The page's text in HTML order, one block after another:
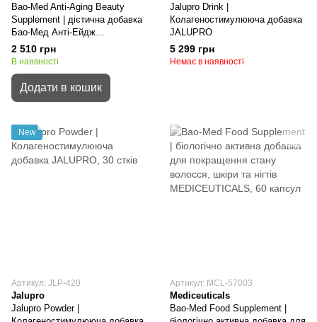
Bao-Med Anti-Aging Beauty
Supplement | дієтична добавка
Бао-Мед Анті-Ейдж
MEDICEUTICALS
2 510 грн
В наявності
Додати в кошик
Jalupro Drink |
Колагеностимулююча добавка
JALUPRO
5 299 грн
Немає в наявності
New
Артикул: JLP-420
Jalupro
Jalupro Powder |
Артикул: MCL-57003
Mediceuticals
Bao-Med Food Supplement |